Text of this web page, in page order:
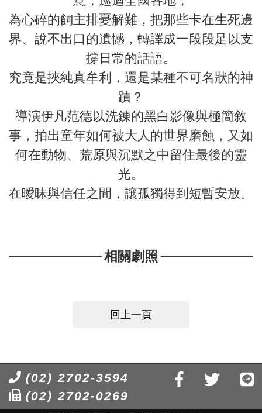
為心碎的飼主排憂解難，把那些卡在生死邊
界、說不出口的遺憾，轉譯成一段段足以支
撐日常的話語。
究竟是挾純真牟利，還是某種不可名狀的神
蹟？
導演伊凡范德以洗鍊的黑白影像與極簡敘
事，拍出童年如何被大人的世界磨蝕，又如
何在動物、荒原與沉默之中留住最後的靈
光。
在曖昧與信任之間，讓孤獨得到短暫安放。
相關劇照
回上一頁
(02) 2702-3594
(02) 2702-0269